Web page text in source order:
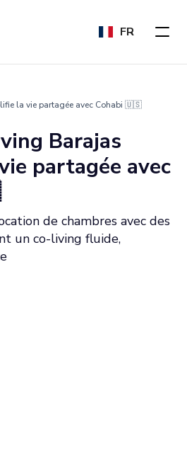
FR
la vie partagée avec Cohabi 🇺🇸
Barajas
partagée avec
de chambres avec des
un co-living fluide,